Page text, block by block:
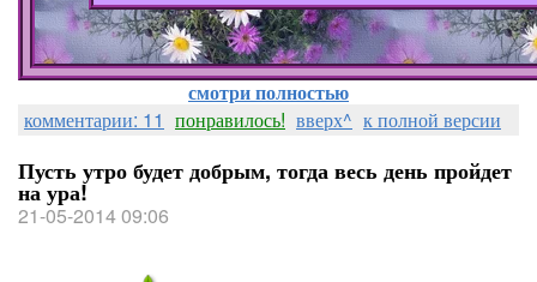
смотри полностью
комментарии: 11 понравилось! вверх^ к полной версии
Пусть утро будет добрым, тогда весь день пройдет
на ура!
21-05-2014 09:06